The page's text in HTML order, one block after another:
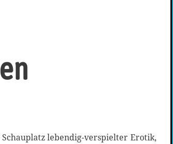
lebendig-verspielter Erotik,